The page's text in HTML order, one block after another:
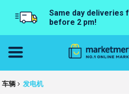
Same day deliveries
before 2 pm!
车辆 发电机